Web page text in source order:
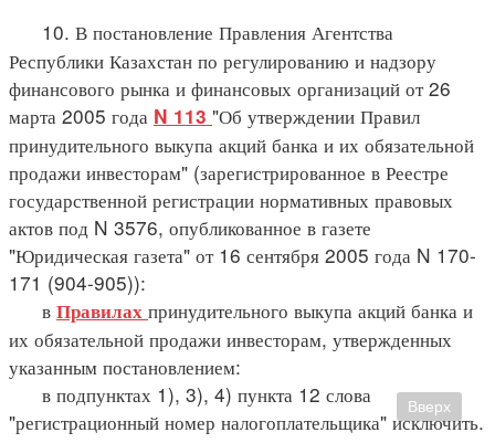
10. В постановление Правления Агентства
Республики Казахстан по регулированию и надзору
финансового рынка и финансовых организаций от 26
марта 2005 года N 113 "Об утверждении Правил
принудительного выкупа акций банка и их обязательной
продажи инвесторам" (зарегистрированное в Реестре
государственной регистрации нормативных правовых
актов под N 3576, опубликованное в газете
"Юридическая газета" от 16 сентября 2005 года N 170-
171 (904-905)):
в Правилах принудительного выкупа акций банка и
их обязательной продажи инвесторам, утвержденных
указанным постановлением:
в подпунктах 1), 3), 4) пункта 12 слова
"регистрационный номер налогоплательщика" исключить.
Вверх